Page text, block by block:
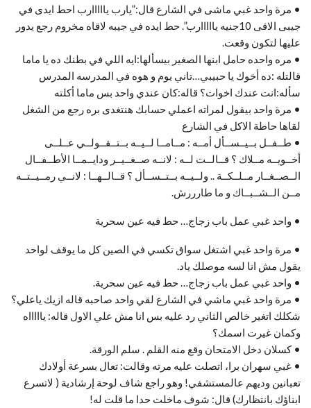
• مرة واحد غبي ماشى في الشارع قال:”يارب يااااارب احط ايدى في
جيبى الاقى 10جنيه يااااارب”. حط ايده في جيبه لاقاه مخروم رجع يدور
عليها لتكون وقعت.
• مره واحده حامل ابنها الصغير بيسألها:ايه اللي في بطنك ده يا ماما
قالتله :ده أخوك يا حبيبي…تاني يوم و هوه في المدرسه المدرس
سأله:انت عندك اخوات؟ قاله:كان عندي واحد بس ماما أكلته
• مرة واحد بيقول لمراته اعملي حسابك هنتغدى بره رجع من الشغل
لقاها حاطة الاكل في الشارع
• طــفــل بــيــســأل أمــه : مــامــا لــيــه بــتــقــولــي عــلــى
أخــويــه مــلاك ؟ قــالــت لــه : لانــه صــغــيــر ودايــمــا الأطــفــال
الــصــغــار مــلــكــة .. ولــيــه بــتــســأل ؟ قــالــهــا : لانــي رمــيــتــه
مــن الــشــبــاك و ما طارررش.
• واحد غبي عمل باب زجاج… حط فيه عين سحرية
• مرة واحد غبي اشتغل سواق تكسي في الصين كل ما يوقف لواحد
يقول مش انا لسه موصلك ياد.
• واحد غبي عمل باب زجاج… حط فيه عين سحرية.
• مرة واحد غبي ماشي في الشارع لقي واحد صاحبه قاله ازيك ياعلي؟
شكلك اتغير خالص الثاني رد عليه بس انا مش علي الاول قاله: ياااااه
وكمان غيرت اسمك؟
• كسلان دخل الامتحان وقع منه القلم . سلم الورقة.
• غبي سهران برا، اتصلت عليه مرته وقالت: تعال بسرعة أولادك
تعبانين وديهم عالمستشفي! وهو راجع شاف لوحة إرشادية ( لاتسرع
ابناؤك بانتظارك) قال: شوف ماخلت حدا ما قلت له!